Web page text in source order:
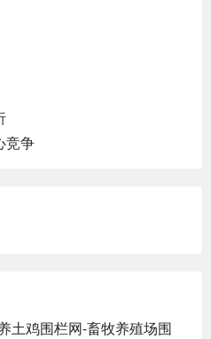
竞争
土鸡围栏网-畜牧养殖场围